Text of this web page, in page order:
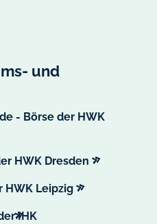
und
- Börse der HWK
HWK Dresden externer
HWK Leipzigexterner
IHK